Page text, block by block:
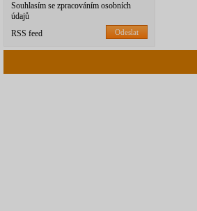
Souhlasím se zpracováním osobních
údajů
Odeslat
RSS feed